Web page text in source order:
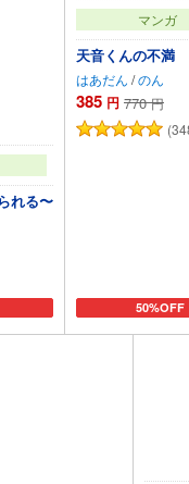
れる〜
マンガ
天音くんの不満
はあだん /のん
385 円 770 円
50%OFF
カートに